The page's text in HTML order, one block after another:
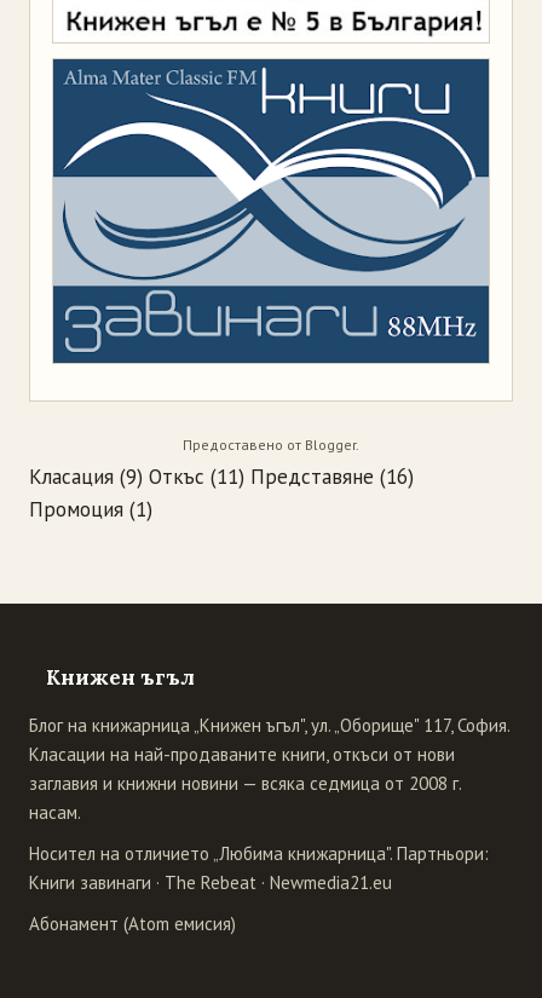
Предоставено от Blogger.
Класация (9) Откъс (11) Представяне (16)
Промоция (1)
Книжен ъгъл
Блог на книжарница „Книжен ъгъл", ул. „Оборище" 117, София.
Класации на най-продаваните книги, откъси от нови
заглавия и книжни новини — всяка седмица от 2008 г.
насам.
Носител на отличието „Любима книжарница". Партньори:
Книги завинаги · The Rebeat · Newmedia21.eu
Абонамент (Atom емисия)